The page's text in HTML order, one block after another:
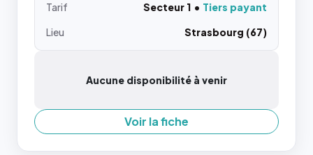
Tarif Secteur 1
Tiers payant
Lieu
Strasbourg (67)
Aucune disponibilité à venir
Voir la fiche